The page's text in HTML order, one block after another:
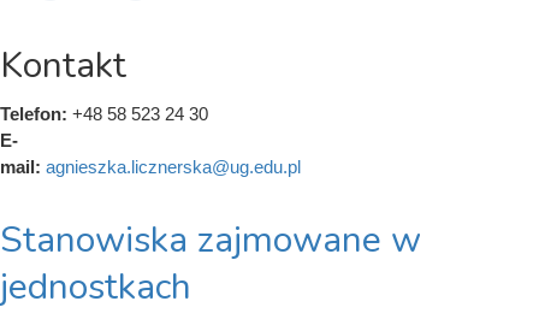
Kontakt
Telefon: +48 58 523 24 30
E-
mail: agnieszka.licznerska@ug.edu.pl
Stanowiska zajmowane w
jednostkach